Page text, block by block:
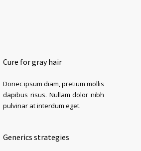
Cure for gray hair
Donec ipsum diam, pretium mollis
dapibus risus. Nullam dolor nibh
pulvinar at interdum eget.
Generics strategies